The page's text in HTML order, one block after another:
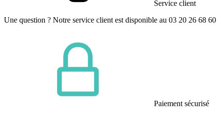
Service client
Une question ? Notre service client est disponible au 03 20 26 68 60
Paiement sécurisé